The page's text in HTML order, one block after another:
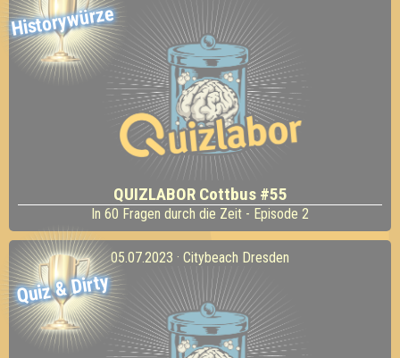
Historywürze
QUIZLABOR Cottbus #55
In 60 Fragen durch die Zeit - Episode 2
Quiz & Dirty
05.07.2023 · Citybeach Dresden